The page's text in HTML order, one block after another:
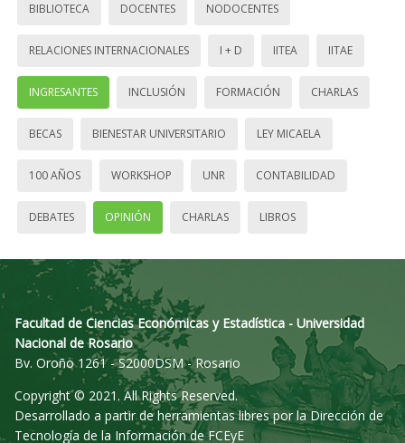
BIBLIOTECA DOCENTES NODOCENTES
RELACIONES INTERNACIONALES I + D IITEA IITAE
INGRESANTES INCLUSIÓN FORMACIÓN CHARLAS
BECAS BIENESTAR UNIVERSITARIO LEY MICAELA
100 AÑOS WORKSHOP UNR CONTABILIDAD
DEBATES OPINIÓN CHARLAS LIBROS
Facultad de Ciencias Económicas y Estadística - Universidad
Nacional de Rosario
Bv. Oroño 1261 - S2000DSM - Rosario
Copyright © 2021. All Rights Reserved.
Desarrollado a partir de herramientas libres por la Dirección de
Tecnología de la Información de FCEyE